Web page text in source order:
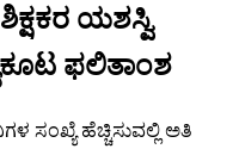
ಯಶಸ್ವಿ‌
ಫಲಿತಾಂಶ
ಸಂಖ್ಯೆ ಹೆಚ್ಚಿಸುವಲ್ಲಿ ಅತಿ